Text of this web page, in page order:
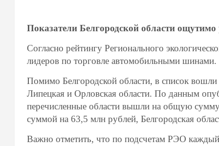
Показатели Белгородской области ощутимо
Согласно рейтингу Регионального
лидеров по торговле автомобильными шинами.
Помимо Белгородской области, в список
Липецкая и Орловская области. По данным
перечисленные области вышли на общую
суммой на 63,5 млн рублей, Белгородская
Важно отметить, что по подсчетам РЭО